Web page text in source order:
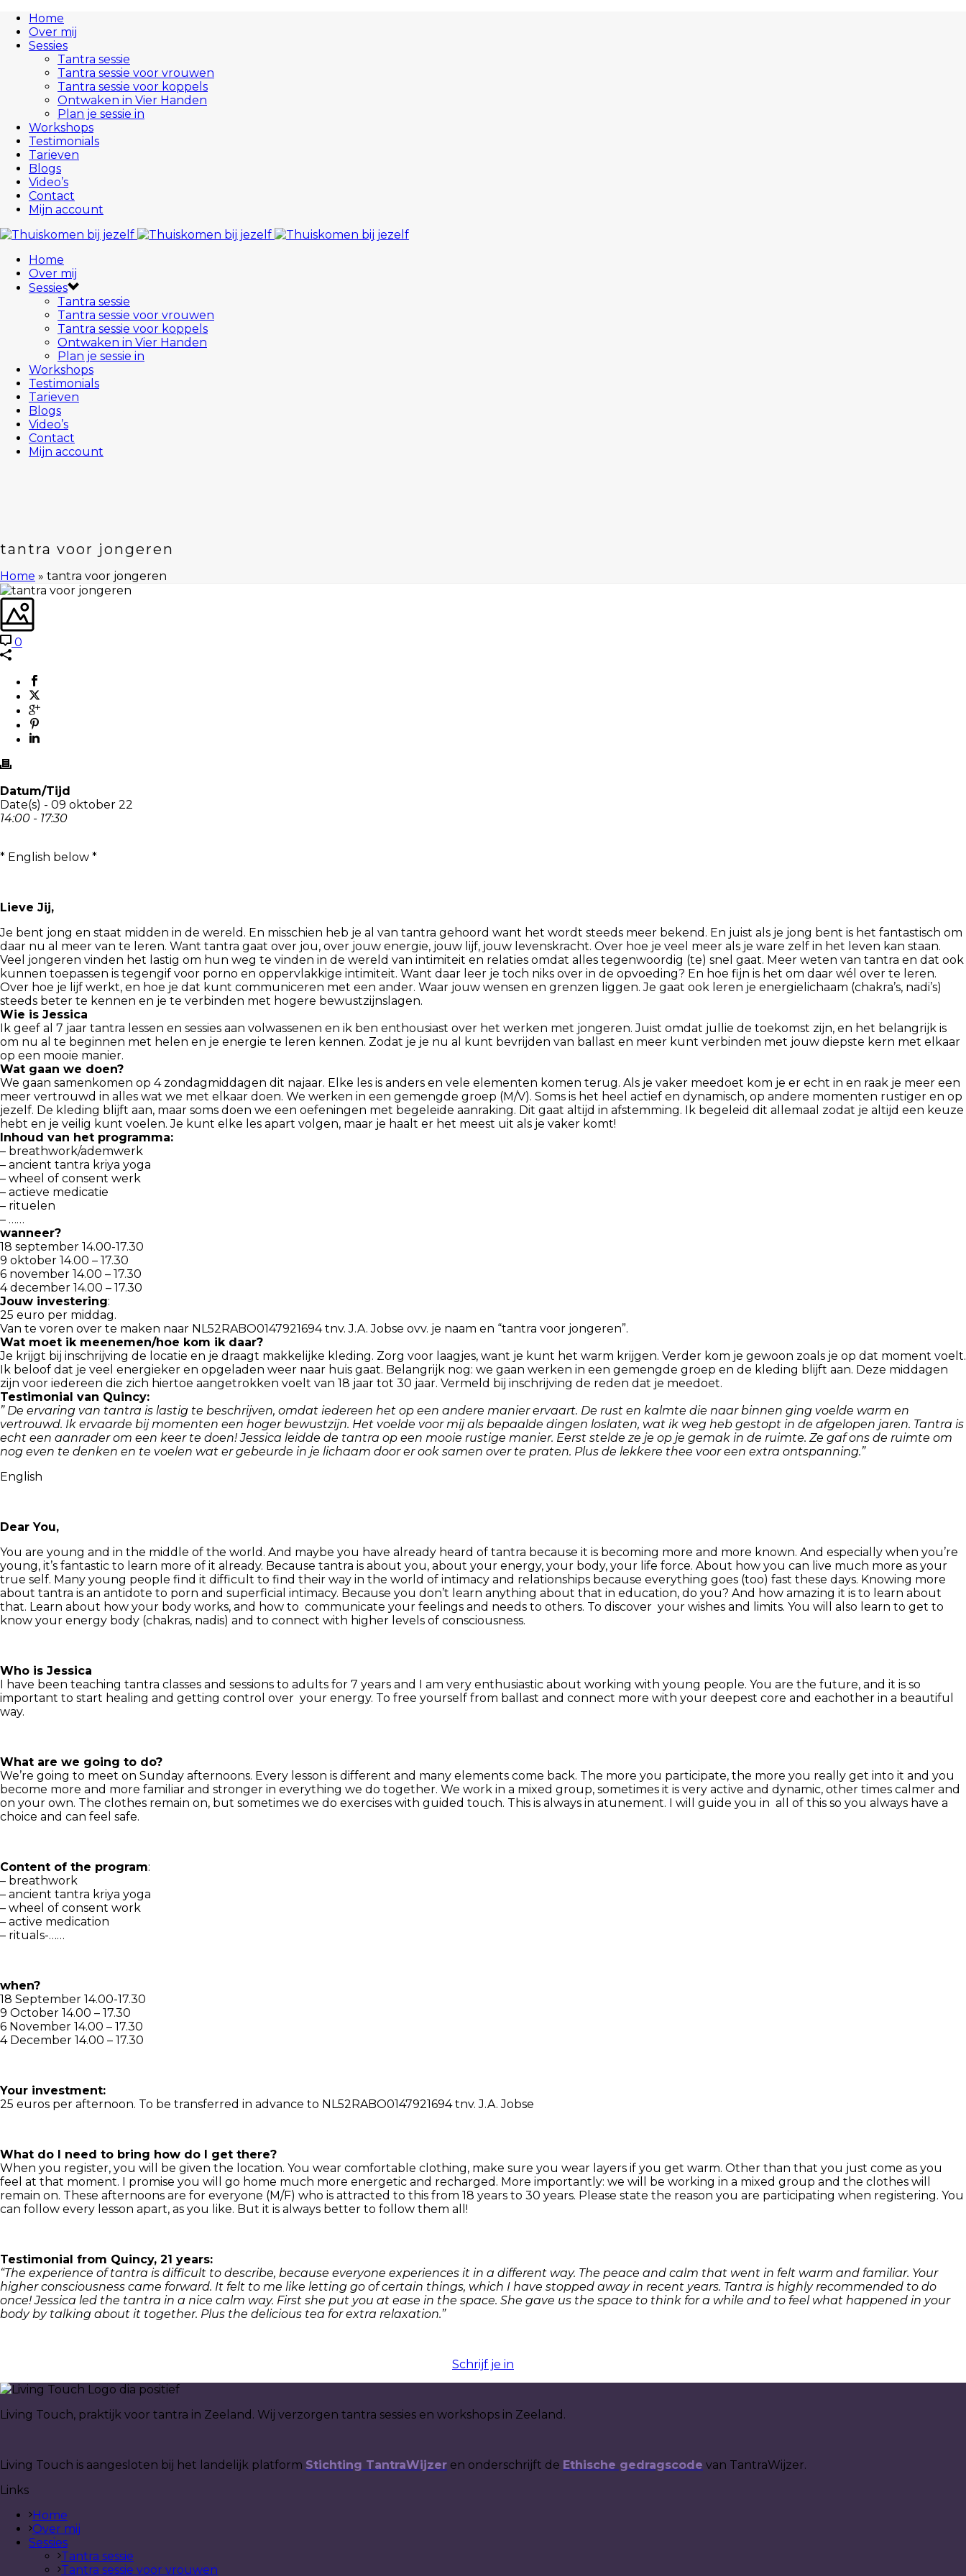
Home
Over mij
Sessies
Tantra sessie
Tantra sessie voor vrouwen
Tantra sessie voor koppels
Ontwaken in Vier Handen
Plan je sessie in
Workshops
Testimonials
Tarieven
Blogs
Video’s
Contact
Mijn account
Home
Over mij
Sessies
Tantra sessie
Tantra sessie voor vrouwen
Tantra sessie voor koppels
Ontwaken in Vier Handen
Plan je sessie in
Workshops
Testimonials
Tarieven
Blogs
Video’s
Contact
Mijn account
tantra voor jongeren
Home » tantra voor jongeren
0
Datum/Tijd
Date(s) - 09 oktober 22
14:00 - 17:30
* English below *
Lieve Jij,
Je bent jong en staat midden in de wereld. En misschien heb je al van tantra gehoord want het wordt steeds meer bekend. En juist als je jong bent is het fantastisch om
daar nu al meer van te leren. Want tantra gaat over jou, over jouw energie, jouw lijf, jouw levenskracht. Over hoe je veel meer als je ware zelf in het leven kan staan.
Veel jongeren vinden het lastig om hun weg te vinden in de wereld van intimiteit en relaties omdat alles tegenwoordig (te) snel gaat. Meer weten van tantra en dat ook
kunnen toepassen is tegengif voor porno en oppervlakkige intimiteit. Want daar leer je toch niks over in de opvoeding? En hoe fijn is het om daar wél over te leren.
Over hoe je lijf werkt, en hoe je dat kunt communiceren met een ander. Waar jouw wensen en grenzen liggen. Je gaat ook leren je energielichaam (chakra’s, nadi’s)
steeds beter te kennen en je te verbinden met hogere bewustzijnslagen.
Wie is Jessica
Ik geef al 7 jaar tantra lessen en sessies aan volwassenen en ik ben enthousiast over het werken met jongeren. Juist omdat jullie de toekomst zijn, en het belangrijk is
om nu al te beginnen met helen en je energie te leren kennen. Zodat je je nu al kunt bevrijden van ballast en meer kunt verbinden met jouw diepste kern met elkaar
op een mooie manier.
Wat gaan we doen?
We gaan samenkomen op 4 zondagmiddagen dit najaar. Elke les is anders en vele elementen komen terug. Als je vaker meedoet kom je er echt in en raak je meer een
meer vertrouwd in alles wat we met elkaar doen. We werken in een gemengde groep (M/V). Soms is het heel actief en dynamisch, op andere momenten rustiger en op
jezelf. De kleding blijft aan, maar soms doen we een oefeningen met begeleide aanraking. Dit gaat altijd in afstemming. Ik begeleid dit allemaal zodat je altijd een keuze
hebt en je veilig kunt voelen. Je kunt elke les apart volgen, maar je haalt er het meest uit als je vaker komt!
Inhoud van het programma:
– breathwork/ademwerk
– ancient tantra kriya yoga
– wheel of consent werk
– actieve medicatie
– rituelen
– ……
wanneer?
18 september 14.00-17.30
9 oktober 14.00 – 17.30
6 november 14.00 – 17.30
4 december 14.00 – 17.30
Jouw investering:
25 euro per middag.
Van te voren over te maken naar NL52RABO0147921694 tnv. J.A. Jobse ovv. je naam en “tantra voor jongeren”.
Wat moet ik meenemen/hoe kom ik daar?
Je krijgt bij inschrijving de locatie en je draagt makkelijke kleding. Zorg voor laagjes, want je kunt het warm krijgen. Verder kom je gewoon zoals je op dat moment voelt.
Ik beloof dat je veel energieker en opgeladen weer naar huis gaat. Belangrijk nog: we gaan werken in een gemengde groep en de kleding blijft aan. Deze middagen
zijn voor iedereen die zich hiertoe aangetrokken voelt van 18 jaar tot 30 jaar. Vermeld bij inschrijving de reden dat je meedoet.
Testimonial van Quincy:
” De ervaring van tantra is lastig te beschrijven, omdat iedereen het op een andere manier ervaart. De rust en kalmte die naar binnen ging voelde warm en
vertrouwd. Ik ervaarde bij momenten een hoger bewustzijn. Het voelde voor mij als bepaalde dingen loslaten, wat ik weg heb gestopt in de afgelopen jaren. Tantra is
echt een aanrader om een keer te doen! Jessica leidde de tantra op een mooie rustige manier. Eerst stelde ze je op je gemak in de ruimte. Ze gaf ons de ruimte om
nog even te denken en te voelen wat er gebeurde in je lichaam door er ook samen over te praten. Plus de lekkere thee voor een extra ontspanning.”
English
Dear You,
You are young and in the middle of the world. And maybe you have already heard of tantra because it is becoming more and more known. And especially when you’re
young, it’s fantastic to learn more of it already. Because tantra is about you, about your energy, your body, your life force. About how you can live much more as your
true self. Many young people find it difficult to find their way in the world of intimacy and relationships because everything goes (too) fast these days. Knowing more
about tantra is an antidote to porn and superficial intimacy. Because you don’t learn anything about that in education, do you? And how amazing it is to learn about
that. Learn about how your body works, and how to communicate your feelings and needs to others. To discover your wishes and limits. You will also learn to get to
know your energy body (chakras, nadis) and to connect with higher levels of consciousness.
Who is Jessica
I have been teaching tantra classes and sessions to adults for 7 years and I am very enthusiastic about working with young people. You are the future, and it is so
important to start healing and getting control over your energy. To free yourself from ballast and connect more with your deepest core and eachother in a beautiful
way.
What are we going to do?
We’re going to meet on Sunday afternoons. Every lesson is different and many elements come back. The more you participate, the more you really get into it and you
become more and more familiar and stronger in everything we do together. We work in a mixed group, sometimes it is very active and dynamic, other times calmer and
on your own. The clothes remain on, but sometimes we do exercises with guided touch. This is always in atunement. I will guide you in all of this so you always have a
choice and can feel safe.
Content of the program:
– breathwork
– ancient tantra kriya yoga
– wheel of consent work
– active medication
– rituals-……
when?
18 September 14.00-17.30
9 October 14.00 – 17.30
6 November 14.00 – 17.30
4 December 14.00 – 17.30
Your investment:
25 euros per afternoon. To be transferred in advance to NL52RABO0147921694 tnv. J.A. Jobse
What do I need to bring how do I get there?
When you register, you will be given the location. You wear comfortable clothing, make sure you wear layers if you get warm. Other than that you just come as you
feel at that moment. I promise you will go home much more energetic and recharged. More importantly: we will be working in a mixed group and the clothes will
remain on. These afternoons are for everyone (M/F) who is attracted to this from 18 years to 30 years. Please state the reason you are participating when registering. You
can follow every lesson apart, as you like. But it is always better to follow them all!
Testimonial from Quincy, 21 years:
“The experience of tantra is difficult to describe, because everyone experiences it in a different way. The peace and calm that went in felt warm and familiar. Your
higher consciousness came forward. It felt to me like letting go of certain things, which I have stopped away in recent years. Tantra is highly recommended to do
once! Jessica led the tantra in a nice calm way. First she put you at ease in the space. She gave us the space to think for a while and to feel what happened in your
body by talking about it together. Plus the delicious tea for extra relaxation.”
Schrijf je in
Living Touch, praktijk voor tantra in Zeeland. Wij verzorgen tantra sessies en workshops in Zeeland.
Living Touch is aangesloten bij het landelijk platform Stichting TantraWijzer en onderschrijft de Ethische gedragscode van TantraWijzer.
Links
Home
Over mij
Sessies
Tantra sessie
Tantra sessie voor vrouwen